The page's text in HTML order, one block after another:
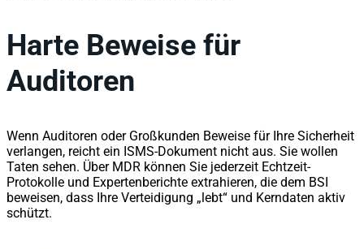
Harte Beweise für
Auditoren
Wenn Auditoren oder Großkunden Beweise für Ihre Sicherheit
verlangen, reicht ein ISMS-Dokument nicht aus. Sie wollen
Taten sehen. Über MDR können Sie jederzeit Echtzeit-
Protokolle und Expertenberichte extrahieren, die dem BSI
beweisen, dass Ihre Verteidigung „lebt“ und Kerndaten aktiv
schützt.